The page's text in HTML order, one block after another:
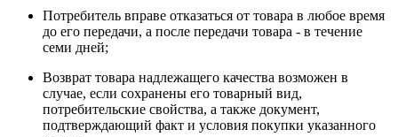
Потребитель вправе отказаться от товара в любое время
до его передачи, а после передачи товара - в течение
семи дней;
Возврат товара надлежащего качества возможен в
случае, если сохранены его товарный вид,
потребительские свойства, а также документ,
подтверждающий факт и условия покупки указанного